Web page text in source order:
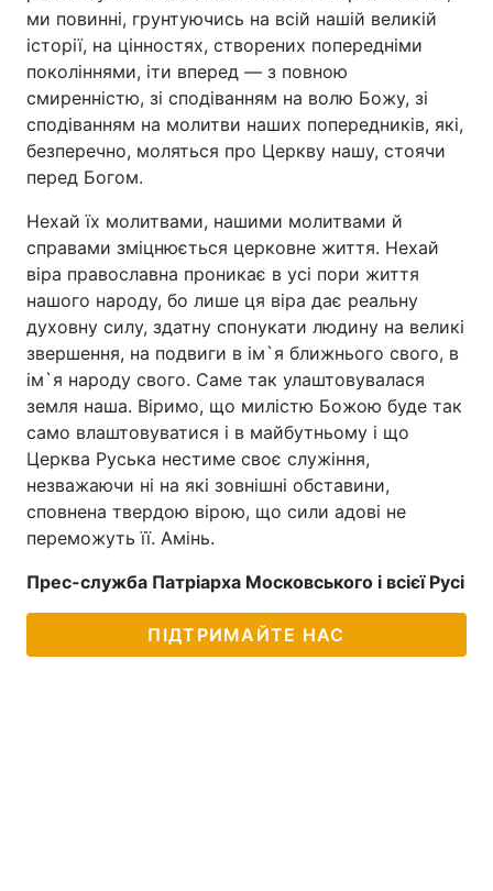
ми повинні, грунтуючись на всій нашій великій
історії, на цінностях, створених попередніми
поколіннями, іти вперед — з повною
смиренністю, зі сподіванням на волю Божу, зі
сподіванням на молитви наших попередників, які,
безперечно, моляться про Церкву нашу, стоячи
перед Богом.
Нехай їх молитвами, нашими молитвами й
справами зміцнюється церковне життя. Нехай
віра православна проникає в усі пори життя
нашого народу, бо лише ця віра дає реальну
духовну силу, здатну спонукати людину на великі
звершення, на подвиги в ім`я ближнього свого, в
ім`я народу свого. Саме так улаштовувалася
земля наша. Віримо, що милістю Божою буде так
само влаштовуватися і в майбутньому і що
Церква Руська нестиме своє служіння,
незважаючи ні на які зовнішні обставини,
сповнена твердою вірою, що сили адові не
переможуть її. Амінь.
Прес-служба Патріарха Московського і всієї Русі
ПІДТРИМАЙТЕ НАС